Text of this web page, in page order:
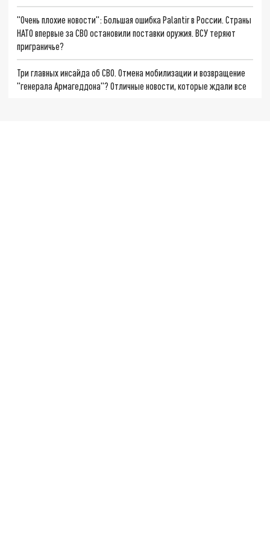
"Очень плохие новости": Большая ошибка Palantir в России. Страны
НАТО впервые за СВО остановили поставки оружия. ВСУ теряют
приграничье?
Три главных инсайда об СВО. Отмена мобилизации и возвращение
"генерала Армагеддона"? Отличные новости, которые ждали все